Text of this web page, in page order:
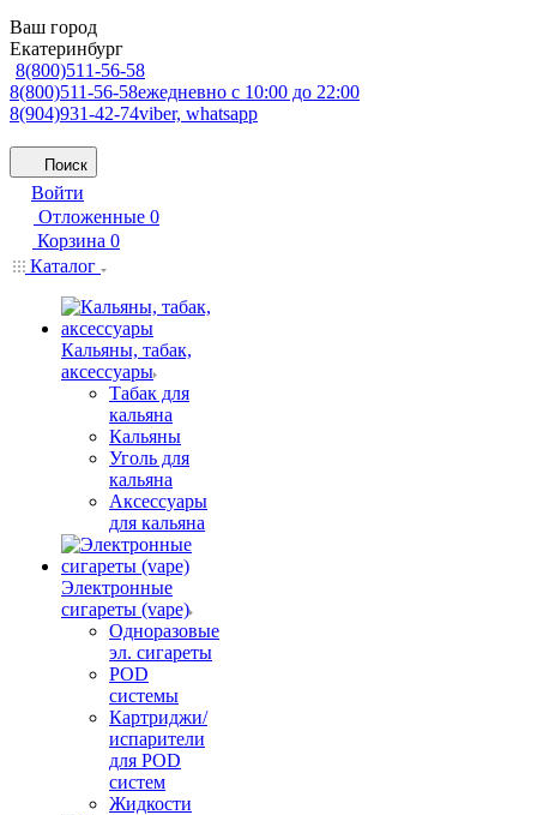
Ваш город
Екатеринбург
8(800)511-56-58
8(800)511-56-58ежедневно с 10:00 до 22:00
8(904)931-42-74viber, whatsapp
Поиск
Войти
Отложенные 0
Корзина 0
Каталог
Кальяны, табак,
аксессуары
Табак для
кальяна
Кальяны
Уголь для
кальяна
Аксессуары
для кальяна
Электронные
сигареты (vape)
Одноразовые
эл. сигареты
POD
системы
Картриджи/
испарители
для POD
систем
Жидкости